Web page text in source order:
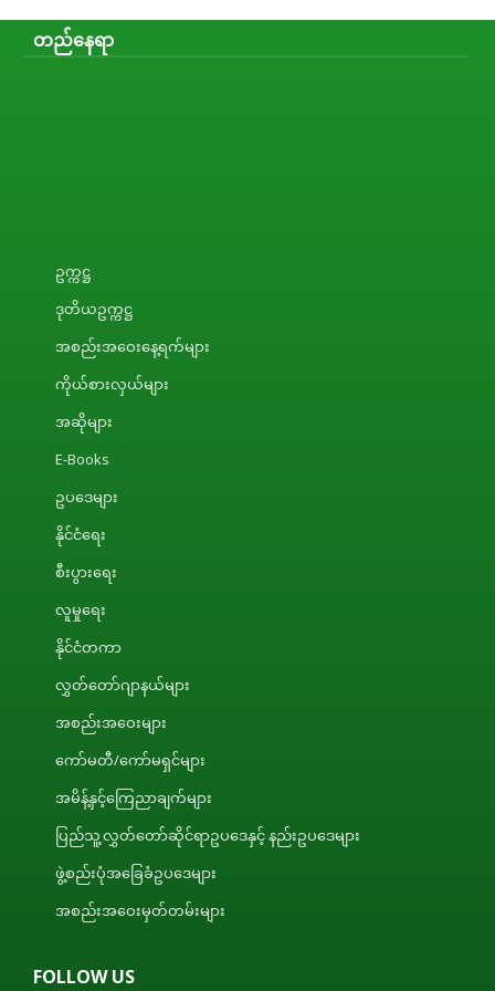
တည်နေရာ
ဥက္ကဋ္ဌ
ဒုတိယဥက္ကဋ္ဌ
အစည်းအဝေးနေ့ရက်များ
ကိုယ်စားလှယ်များ
အဆိုများ
E-Books
ဥပဒေများ
နိုင်ငံရေး
စီးပွားရေး
လူမှုရေး
နိုင်ငံတကာ
လွှတ်တော်ဂျာနယ်များ
အစည်းအဝေးများ
ကော်မတီ/ကော်မရှင်များ
အမိန့်နှင့်ကြေညာချက်များ
ပြည်သူ့လွှတ်တော်ဆိုင်ရာဥပဒေနှင့် နည်းဥပဒေများ
ဖွဲ့စည်းပုံအခြေခံဥပဒေများ
အစည်းအဝေးမှတ်တမ်းများ
FOLLOW US